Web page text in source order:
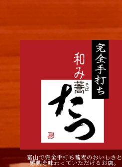
富山で完全手打ち蕎麦のおいしさと
感動を味わっていただけるお店。